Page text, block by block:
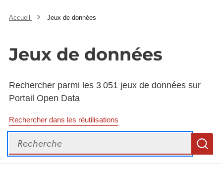
Accueil Jeux de données
Jeux de données
Rechercher parmi les 3 051 jeux de données sur
Portail Open Data
Rechercher dans les réutilisations
Recherche